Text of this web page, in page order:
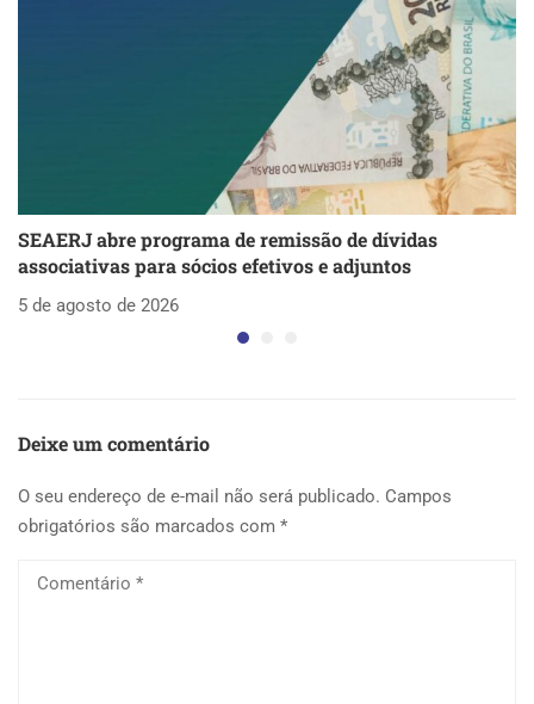
SEAERJ abre programa de remissão de dívidas
associativas para sócios efetivos e adjuntos
5 de agosto de 2026
Deixe um comentário
O seu endereço de e-mail não será publicado. Campos
obrigatórios são marcados com *